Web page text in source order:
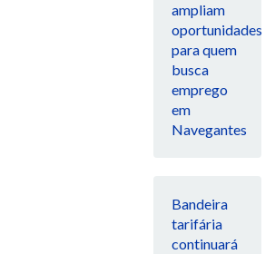
ampliam
oportunidades
para quem
busca
emprego
em
Navegantes
Bandeira
tarifária
continuará